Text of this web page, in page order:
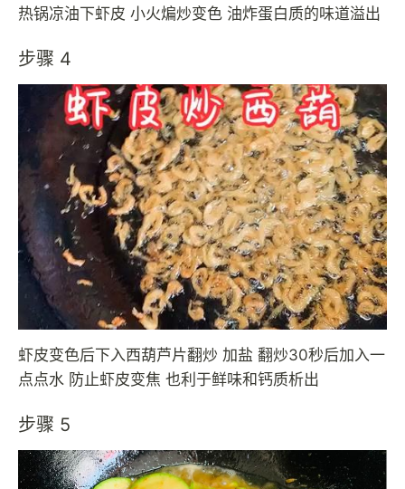
热锅凉油下虾皮 小火煸炒变色 油炸蛋白质的味道溢出
步骤 4
虾皮变色后下入西葫芦片翻炒 加盐 翻炒30秒后加入一
点点水 防止虾皮变焦 也利于鲜味和钙质析出
步骤 5